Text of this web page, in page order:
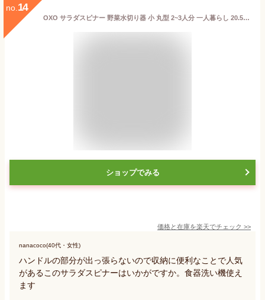
no. 14
OXO サラダスピナー 野菜水切り器 小 丸型 2~3人分 一人暮らし 20.5×20.5×12cm 食器洗い乾燥機(低温設定)可 送料無料
ショップでみる
価格と在庫を楽天でチェック >>
nanacoco(40代・女性)
ハンドルの部分が出っ張らないので収納に便利なことで人気
があるこのサラダスピナーはいかがですか。食器洗い機使え
ます